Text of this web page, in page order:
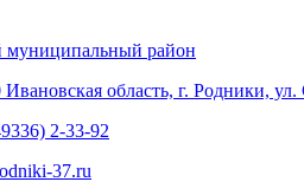
муниципальный район
область, г. Родники, ул.
2-33-92
37.ru